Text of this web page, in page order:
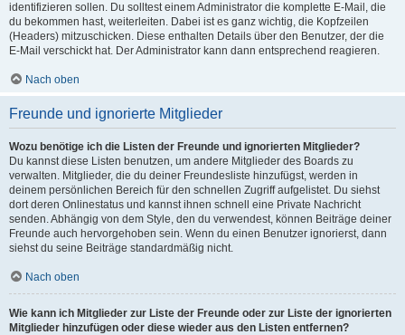
identifizieren sollen. Du solltest einem Administrator die komplette E-Mail, die
du bekommen hast, weiterleiten. Dabei ist es ganz wichtig, die Kopfzeilen
(Headers) mitzuschicken. Diese enthalten Details über den Benutzer, der die
E-Mail verschickt hat. Der Administrator kann dann entsprechend reagieren.
Nach oben
Freunde und ignorierte Mitglieder
Wozu benötige ich die Listen der Freunde und ignorierten Mitglieder?
Du kannst diese Listen benutzen, um andere Mitglieder des Boards zu
verwalten. Mitglieder, die du deiner Freundesliste hinzufügst, werden in
deinem persönlichen Bereich für den schnellen Zugriff aufgelistet. Du siehst
dort deren Onlinestatus und kannst ihnen schnell eine Private Nachricht
senden. Abhängig von dem Style, den du verwendest, können Beiträge deiner
Freunde auch hervorgehoben sein. Wenn du einen Benutzer ignorierst, dann
siehst du seine Beiträge standardmäßig nicht.
Nach oben
Wie kann ich Mitglieder zur Liste der Freunde oder zur Liste der ignorierten
Mitglieder hinzufügen oder diese wieder aus den Listen entfernen?